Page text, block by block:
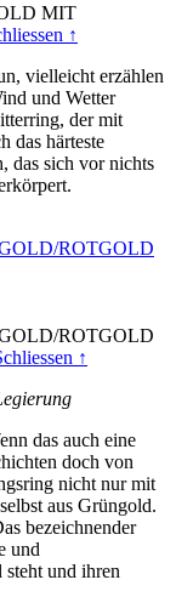
MIT
↑
vielleicht erzählen
und Wetter
der mit
das härteste
das sich vor nichts
ROTGOLD
ROTGOLD
↑
das auch eine
doch von
nicht nur mit
aus Grüngold.
bezeichnender
und
und ihren